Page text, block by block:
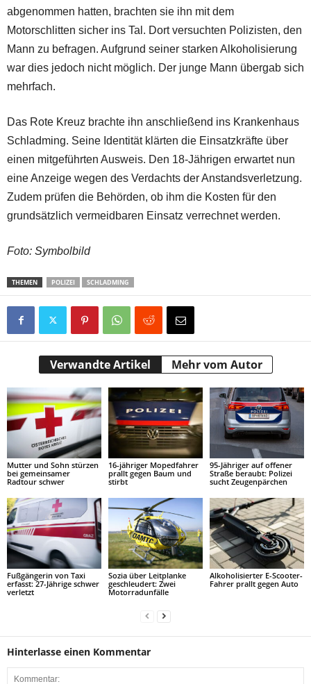
abgenommen hatten, brachten sie ihn mit dem
Motorschlitten sicher ins Tal. Dort versuchten Polizisten, den
Mann zu befragen. Aufgrund seiner starken Alkoholisierung
war dies jedoch nicht möglich. Der junge Mann übergab sich
mehrfach.
Das Rote Kreuz brachte ihn anschließend ins Krankenhaus
Schladming. Seine Identität klärten die Einsatzkräfte über
einen mitgeführten Ausweis. Den 18-Jährigen erwartet nun
eine Anzeige wegen des Verdachts der Anstandsverletzung.
Zudem prüfen die Behörden, ob ihm die Kosten für den
grundsätzlich vermeidbaren Einsatz verrechnet werden.
Foto: Symbolbild
THEMEN POLIZEI SCHLADMING
Verwandte Artikel Mehr vom Autor
Mutter und Sohn stürzen
bei gemeinsamer
Radtour schwer
16-jähriger Mopedfahrer
prallt gegen Baum und
stirbt
95-Jähriger auf offener
Straße beraubt: Polizei
sucht Zeugenpärchen
Fußgängerin von Taxi
erfasst: 27-Jährige schwer
verletzt
Sozia über Leitplanke
geschleudert: Zwei
Motorradunfälle
Alkoholisierter E-Scooter-
Fahrer prallt gegen Auto
Hinterlasse einen Kommentar